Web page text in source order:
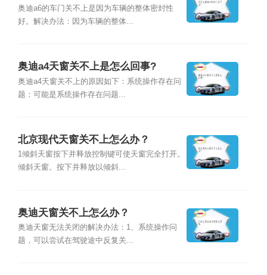
奥迪a6的车门关不上是因为车辆的整体密封性
好。解决办法：因为车辆的整体...
奥迪a4天窗关不上是怎么回事?
奥迪a4天窗关不上的原因如下：系统操作存在问
题：可能是系统操作存在问题...
北京现代天窗关不上怎么办？
1倾斜天窗按下并释放控制键可使天窗完全打开。
倾斜天窗。按下并释放以倾斜...
奥迪天窗关不上怎么办？
奥迪天窗无法关闭的解决办法：1、系统操作问
题，可以尝试在驾驶途中反复关...